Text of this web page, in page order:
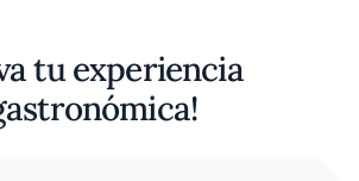
tu experiencia